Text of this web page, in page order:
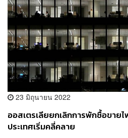
23 มิถุนายน 2022
ออสเตรเลียยกเลิกการพักซื้อขาย
ประเทศเริ่มคลี่คลาย